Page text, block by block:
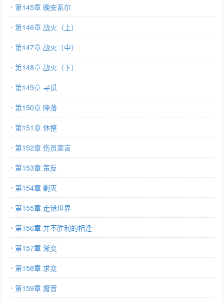
第145章 晚安系尔
第146章 战火（上）
第147章 战火（中）
第148章 战火（下）
第149章 寻觅
第150章 降落
第151章 休整
第152章 伤员宣言
第153章 策反
第154章 剿灭
第155章 走错世界
第156章 并不胜利的相逢
第157章 渐变
第158章 求变
第159章 魔音